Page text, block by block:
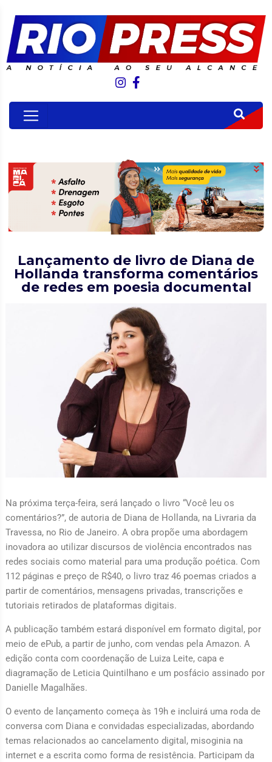
Lançamento de livro de Diana de
Hollanda transforma comentários
de redes em poesia documental
Na próxima terça-feira, será lançado o livro “Você leu os
comentários?”, de autoria de Diana de Hollanda, na Livraria da
Travessa, no Rio de Janeiro. A obra propõe uma abordagem
inovadora ao utilizar discursos de violência encontrados nas
redes sociais como material para uma produção poética. Com
112 páginas e preço de R$40, o livro traz 46 poemas criados a
partir de comentários, mensagens privadas, transcrições e
tutoriais retirados de plataformas digitais.
A publicação também estará disponível em formato digital, por
meio de ePub, a partir de junho, com vendas pela Amazon. A
edição conta com coordenação de Luiza Leite, capa e
diagramação de Leticia Quintilhano e um posfácio assinado por
Danielle Magalhães.
O evento de lançamento começa às 19h e incluirá uma roda de
conversa com Diana e convidadas especializadas, abordando
temas relacionados ao cancelamento digital, misoginia na
internet e a escrita como forma de resistência. Participam da